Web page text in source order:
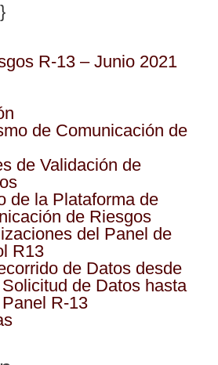
R-13 – Junio 2021
de Comunicación de
de Validación de
de la Plataforma de
de Riesgos
del Panel de
R13
de Datos desde
de Datos hasta
R-13